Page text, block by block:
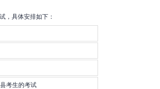
，具体安排如下：
考生的考试